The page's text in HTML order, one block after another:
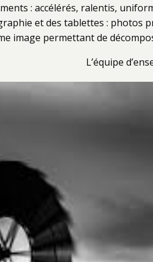
: accélérés, ralentis,
et des tablettes : photos
image permettant de
L’équipe